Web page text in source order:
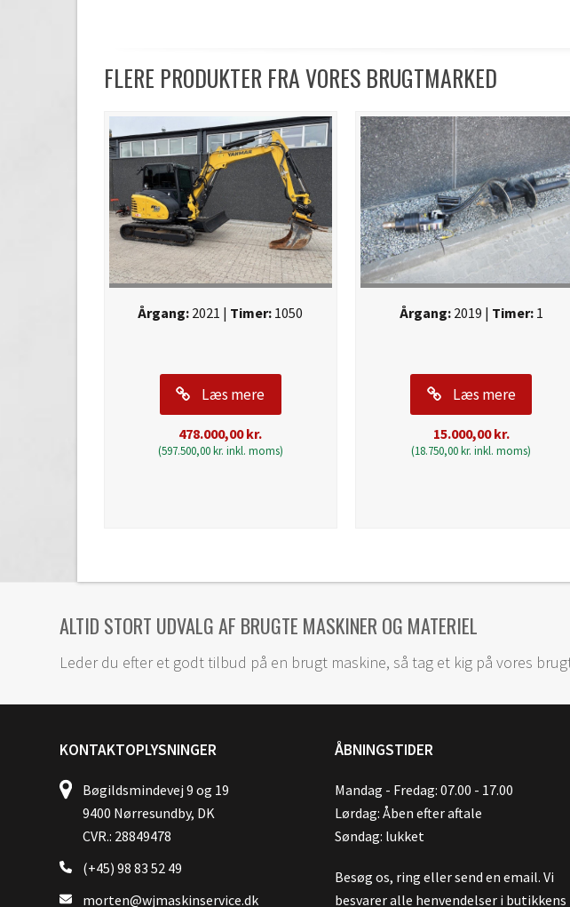
FLERE PRODUKTER FRA VORES BRUGTMARKED
Årgang: 2021 | Timer: 1050
Læs mere
478.000,00kr.
(597.500,00kr. inkl. moms)
Årgang:2019 | Timer:1
Læs mere
15.000,00kr.
(18.750,00kr. inkl. moms)
ALTID STORT UDVALG AF BRUGTE MASKINER OG MATERIEL
Leder du efter et godt tilbud på en brugt maskine, så tag et kig på vores
KONTAKTOPLYSNINGER
Bøgildsmindevej 9 og 19
9400 Nørresundby, DK
CVR.: 28849478
(+45) 98 83 52 49
morten@wjmaskinservice.dk
ÅBNINGSTIDER
Mandag - Fredag: 07.00 - 17.00
Lørdag: Åben efter aftale
Søndag: lukket
Besøg os, ring eller send en email. Vi
besvarer alle henvendelser i butikkens